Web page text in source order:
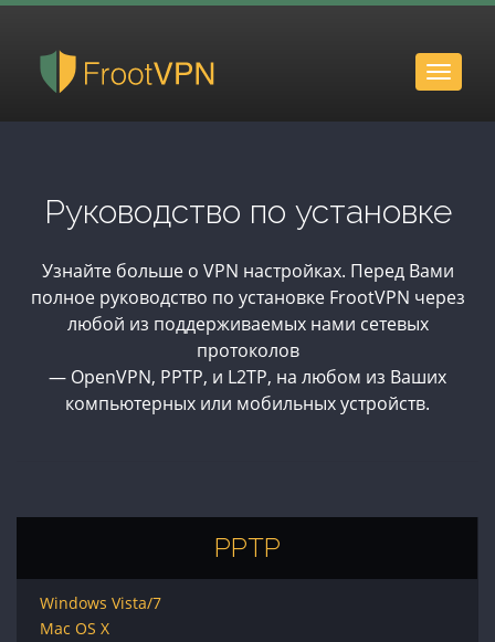
Toggle
Руководство по установке
Узнайте больше о VPN настройках. Перед Вами
полное руководство по установке FrootVPN через
любой из поддерживаемых нами сетевых
протоколов
— OpenVPN, PPTP, и L2TP, на любом из Ваших
компьютерных или мобильных устройств.
PPTP
Windows Vista/7
Mac OS X